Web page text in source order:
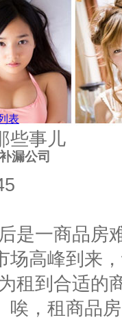
漏公司
表
些事儿
是一商品房
场高峰到来
租到合适的
唉，租商品